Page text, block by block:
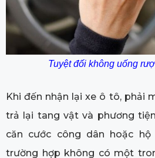
Tuyệt đối không uống
Khi đến nhận lại xe ô tô, phải
trả lại tang vật và phương
căn cước công dân hoặc
trường hợp không có một